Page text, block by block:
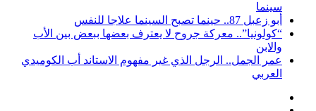
سينما
أبو زعبل 87.. حينما تصبح السينما علاجا للنفس
“كولونيا”.. معركة جروح لا يعترف بعضها ببعض بين الأب
والابن
عمر الجمل.. الرجل الذي غير مفهوم الاستاند أب الكوميدي
العربي